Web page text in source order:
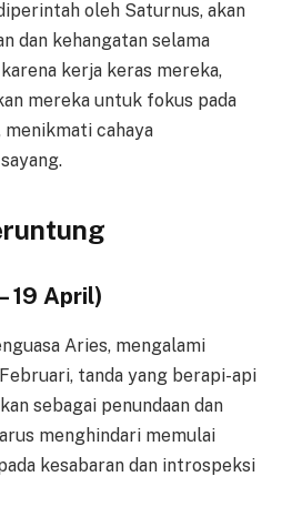
oleh Saturnus, akan
dan kehangatan selama
kerja keras mereka,
mereka untuk fokus pada
menikmati cahaya
19 April)
Aries, mengalami
tanda yang berapi-api
sebagai penundaan dan
menghindari memulai
kesabaran dan introspeksi